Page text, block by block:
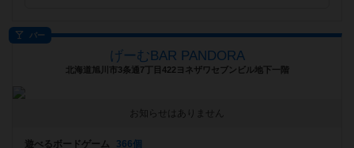
バー
げーむBAR PANDORA
北海道旭川市3条通7丁目422ヨネザワセブンビル地下一階
お知らせはありません
遊べるボードゲーム 366個